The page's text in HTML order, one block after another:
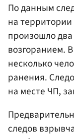
По данным
на
произошло
возгоранием.
несколько
ранения.
на месте ЧП,
следов